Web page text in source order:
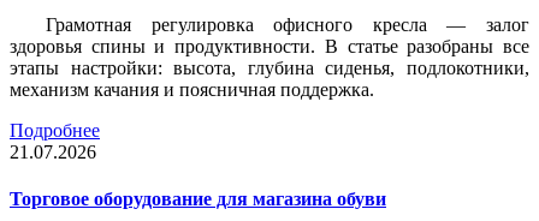
Грамотная регулировка офисного кресла — залог
здоровья спины и продуктивности. В статье разобраны все
этапы настройки: высота, глубина сиденья, подлокотники,
механизм качания и поясничная поддержка.
Подробнее
21.07.2026
Торговое оборудование для магазина обуви